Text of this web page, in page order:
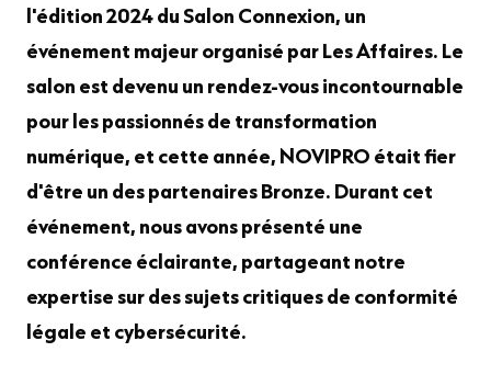
l'édition 2024 du Salon Connexion, un
événement majeur organisé par Les Affaires. Le
salon est devenu un rendez-vous incontournable
pour les passionnés de transformation
numérique, et cette année, NOVIPRO était fier
d'être un des partenaires Bronze. Durant cet
événement, nous avons présenté une
conférence éclairante, partageant notre
expertise sur des sujets critiques de conformité
légale et cybersécurité.